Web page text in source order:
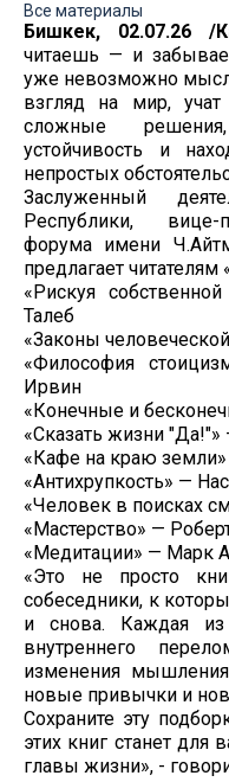
Все материалы
Бишкек, 02.07.26 /
читаешь — и
уже невозможно
взгляд на мир,
сложные
устойчивость и
непростых
Заслуженный
Республики, вице-
форума имени
предлагает
«Рискуя
Талеб
«Законы
«Философия
Ирвин
«Конечные и
«Сказать жизни
«Кафе на краю
«Антихрупкость» —
«Человек в поисках
«Мастерство» —
«Медитации» — Марк
«Это не просто
собеседники, к
и снова. Каждая из
внутреннего
изменения
новые привычки и
Сохраните эту
этих книг станет для
главы жизни», -